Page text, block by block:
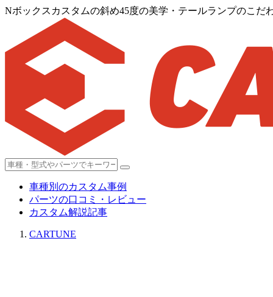
Nボックスカスタムの斜め45度の美学・テールランプのこだ
車種別のカスタム事例
パーツの口コミ・レビュー
カスタム解説記事
CARTUNE